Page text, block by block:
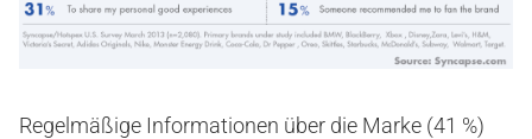
Regelmäßige Informationen über die Marke (41 %)